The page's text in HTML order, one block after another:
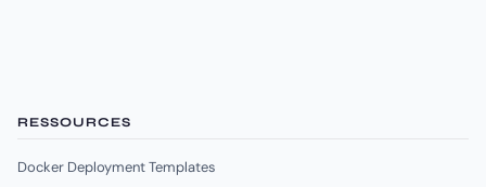
RESSOURCES
Docker Deployment Templates